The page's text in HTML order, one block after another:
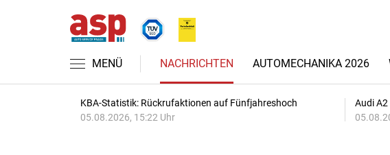
MENÜ NACHRICHTEN AUTOMECHANIKA 2026
KBA-Statistik: Rückrufaktionen auf Fünfjahreshoch
05.08.2026, 15:22 Uhr
Audi A2